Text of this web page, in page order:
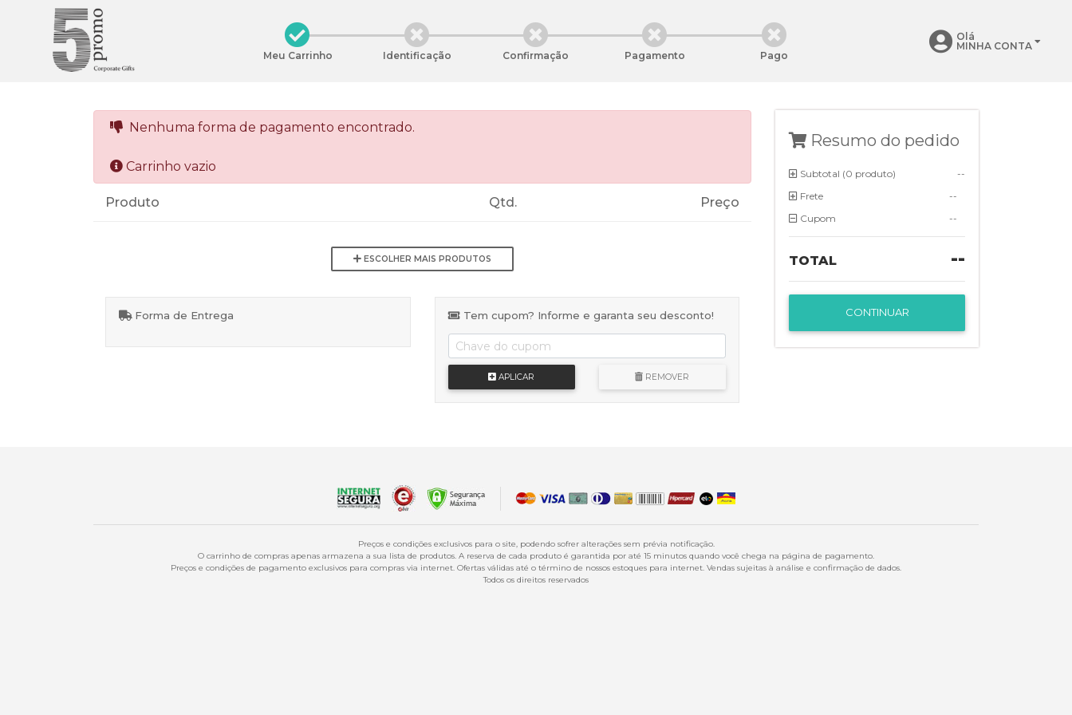
Meu Carrinho Identificação Confirmação Pagamento Pago
Olá
MINHA CONTA
Nenhuma forma de pagamento encontrado.
Carrinho vazio
Produto Qtd. Preço
ESCOLHER MAIS PRODUTOS
Forma de Entrega Tem cupom? Informe e garanta seu desconto!
APLICAR REMOVER
Resumo do pedido
Subtotal (0 produto)
--
Frete
--
Cupom
--
TOTAL --
CONTINUAR
Preços e condições exclusivos para o site, podendo sofrer alterações sem prévia notificação.
O carrinho de compras apenas armazena a sua lista de produtos. A reserva de cada produto é garantida por até 15 minutos quando você chega na página de pagamento.
Preços e condições de pagamento exclusivos para compras via internet. Ofertas válidas até o término de nossos estoques para internet. Vendas sujeitas à análise e confirmação de dados.
Todos os direitos reservados